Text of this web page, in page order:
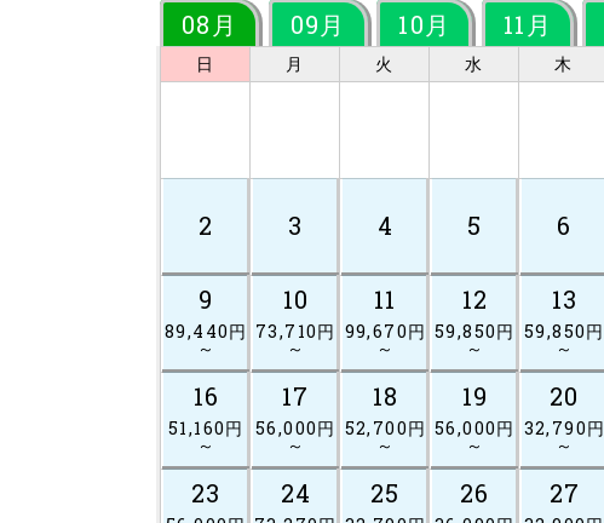
08月 09月 10月 11月
日 月 火 水 木
2 3 4 5 6
9
89,440円
～
10
73,710円
～
11
99,670円
～
12
59,850円
～
13
59,850円
～
16
51,160円
～
17
56,000円
～
18
52,700円
～
19
56,000円
～
20
32,790円
～
23 24 25 26 27